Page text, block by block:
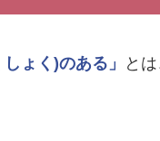
しょく)のある」 と